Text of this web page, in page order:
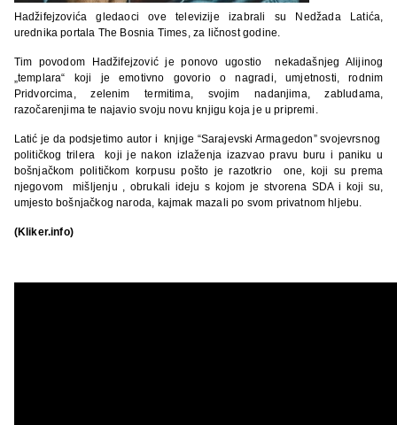
Hadžifejzovića gledaoci ove televizije izabrali su Nedžada Latića,
urednika portala The Bosnia Times, za ličnost godine.
Tim povodom Hadžifejzović je ponovo ugostio nekadašnjeg Alijinog
„templara“ koji je emotivno govorio o nagradi, umjetnosti, rodnim
Pridvorcima, zelenim termitima, svojim nadanjima, zabludama,
razočarenjima te najavio svoju novu knjigu koja je u pripremi.
Latić je da podsjetimo autor i knjige “Sarajevski Armagedon” svojevrsnog
političkog trilera koji je nakon izlaženja izazvao pravu buru i paniku u
bošnjačkom političkom korpusu pošto je razotkrio one, koji su prema
njegovom mišljenju , obrukali ideju s kojom je stvorena SDA i koji su,
umjesto bošnjačkog naroda, kajmak mazali po svom privatnom hljebu.
(Kliker.info)